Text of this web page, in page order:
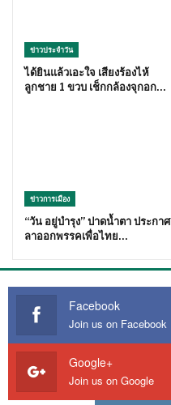
ข่าวประจำวัน
ได้ยินแล้วเอะใจ เสียงร้องไห้
ลูกชาย 1 ขวบ เช็กกล้องจุกอก…
ข่าวการเมือง
“วัน อยู่บำรุง” ปาดน้ำตา ประกาศ
ลาออกพรรคเพื่อไทย…
Facebook
Join us on Facebook
Google+
Join us on Google